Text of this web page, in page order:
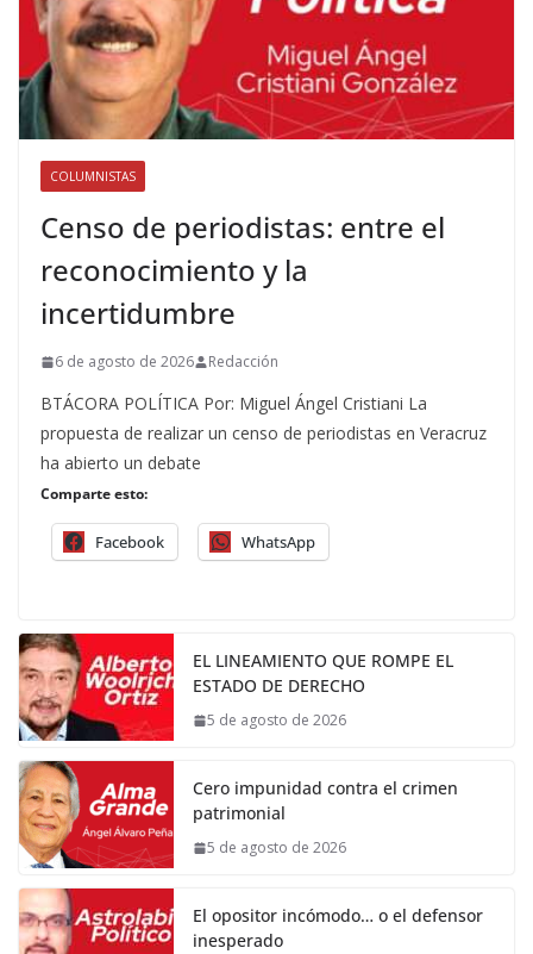
COLUMNISTAS
Censo de periodistas: entre el
reconocimiento y la
incertidumbre
6 de agosto de 2026 Redacción
BTÁCORA POLÍTICA Por: Miguel Ángel Cristiani La
propuesta de realizar un censo de periodistas en Veracruz
ha abierto un debate
Comparte esto:
Facebook WhatsApp
EL LINEAMIENTO QUE ROMPE EL
ESTADO DE DERECHO
5 de agosto de 2026
Cero impunidad contra el crimen
patrimonial
5 de agosto de 2026
El opositor incómodo… o el defensor
inesperado